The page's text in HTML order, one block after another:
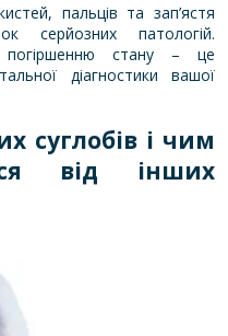
пальців та зап’ястя
серйозних патологій.
погіршенню стану – це
діагностики вашої
суглобів і чим
від інших